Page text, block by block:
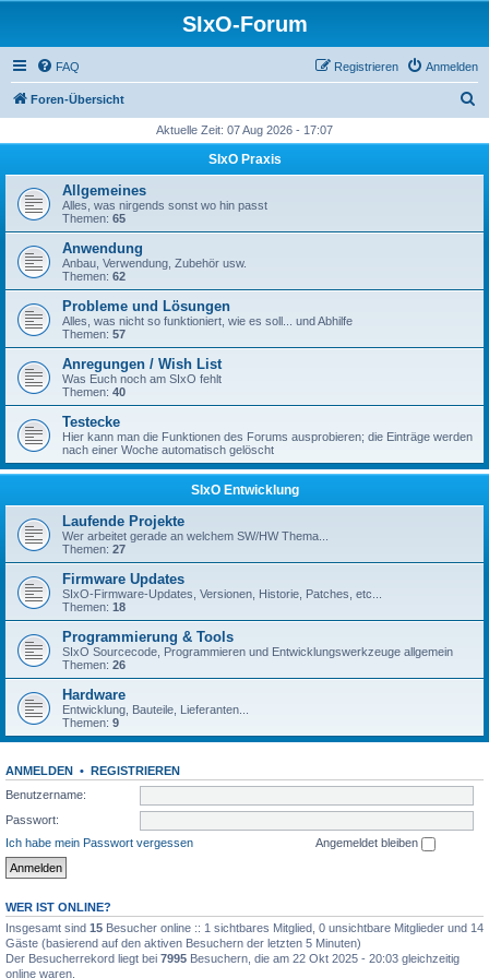
SIxO-Forum
FAQ Anmelden
Registrieren
Foren-Übersicht
h
Aktuelle Zeit: 07 Aug 2026 - 17:07
SIxO Praxis
Allgemeines
Alles, was nirgends sonst wo hin passt
Themen: 65
Anwendung
Anbau, Verwendung, Zubehör usw.
Themen: 62
Probleme und Lösungen
Alles, was nicht so funktioniert, wie es soll... und Abhilfe
Themen: 57
Anregungen / Wish List
Was Euch noch am SIxO fehlt
Themen: 40
Testecke
Hier kann man die Funktionen des Forums ausprobieren; die Einträge werden
nach einer Woche automatisch gelöscht
SIxO Entwicklung
Laufende Projekte
Wer arbeitet gerade an welchem SW/HW Thema...
Themen: 27
Firmware Updates
SIxO-Firmware-Updates, Versionen, Historie, Patches, etc...
Themen: 18
Programmierung & Tools
SIxO Sourcecode, Programmieren und Entwicklungswerkzeuge allgemein
Themen: 26
Hardware
Entwicklung, Bauteile, Lieferanten...
Themen: 9
ANMELDEN • REGISTRIEREN
Benutzername:
Passwort:
Ich habe mein Passwort vergessen
Angemeldet bleiben
WER IST ONLINE?
Insgesamt sind 15 Besucher online :: 1 sichtbares Mitglied, 0 unsichtbare Mitglieder und 14
Gäste (basierend auf den aktiven Besuchern der letzten 5 Minuten)
Der Besucherrekord liegt bei 7995 Besuchern, die am 22 Okt 2025 - 20:03 gleichzeitig
online waren.